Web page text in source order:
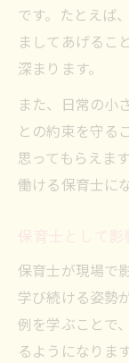
です。たとえば
ましてあげるこ
深まります。
また、日常の小
との約束を守る
思ってもらえま
働ける保育士に
保育士として
保育士が現場で
学び続ける姿勢
例を学ぶことで
るようになります